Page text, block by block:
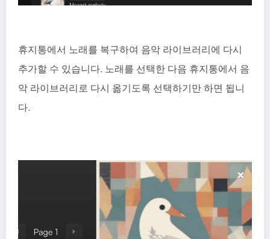
휴지통에서 노래를 복구하여 음악 라이브러리에 다시
추가할 수 있습니다. 노래를 선택한 다음 휴지통에서 음
악 라이브러리로 다시 옮기도록 선택하기만 하면 됩니
다.